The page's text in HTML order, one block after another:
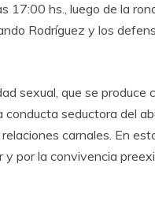
17:00 hs., luego de la
Rodríguez y los
sexual, que se produce
seductora del
carnales. En
y por la convivencia